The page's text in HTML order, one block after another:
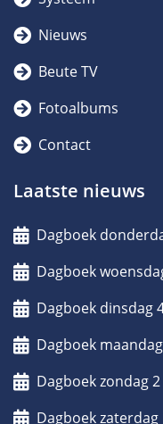
Nieuws
Beute TV
Fotoalbums
Contact
Laatste nieuws
Dagboek
Dagboek
Dagboek dinsdag
Dagboek
Dagboek zondag
Dagboek